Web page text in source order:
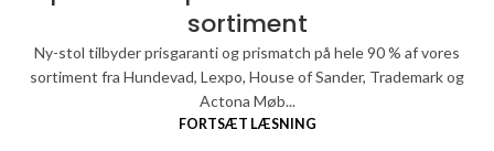
sortiment
Ny-stol tilbyder prisgaranti og prismatch på hele 90 % af vores
sortiment fra Hundevad, Lexpo, House of Sander, Trademark og
Actona Møb...
FORTSÆT LÆSNING